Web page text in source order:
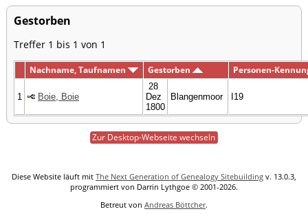
Gestorben
Treffer 1 bis 1 von 1
Nachname, Taufnamen Gestorben Personen-
1 Boie, Boie
28
Dez
1800
Blangenmoor I19
Zur Desktop-Webseite wechseln
Diese Website läuft mit The Next Generation of Genealogy Sitebuilding v. 13.0.3,
programmiert von Darrin Lythgoe © 2001-2026.
Betreut von Andreas Böttcher.